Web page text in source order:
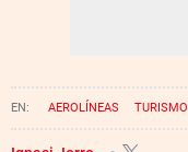
AEROLÍNEAS TURISMO
BARAJAS MARRUECOS